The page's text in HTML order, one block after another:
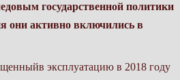
государственной политики
они активно включились в
эксплуатацию в 2018 году